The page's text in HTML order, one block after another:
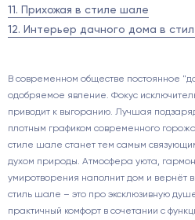
11. Прихожая в стиле шале
12. Интерьер дачного дома в
В современном обществе постоянное
одобряемое явление. Фокус
приводит к выгоранию. Лучшая
плотным графиком современного
стиле шале станет тем самым
духом природы. Атмосфера уюта,
умиротворения наполнит дом и вернёт
стиль шале – это про эксклюзивную
практичный комфорт в сочетании с